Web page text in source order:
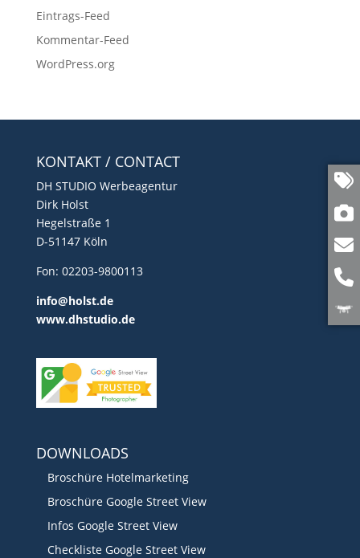
Eintrags-Feed
Kommentar-Feed
WordPress.org
KONTAKT / CONTACT
DH STUDIO Werbeagentur
Dirk Holst
Hegelstraße 1
D-51147 Köln
Fon: 02203-9800113
info@holst.de
www.dhstudio.de
DOWNLOADS
Broschüre Hotelmarketing
Broschüre Google Street View
Infos Google Street View
Checkliste Google Street View